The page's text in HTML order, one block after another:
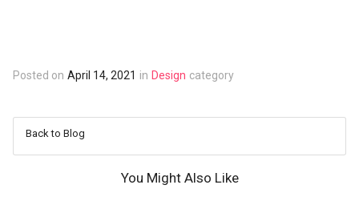
Posted on April 14, 2021 in Design category
Back to Blog
You Might Also Like